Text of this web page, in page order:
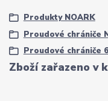
Zboží zařazeno v
Produkty NOARK
Proudové chrániče
Proudové chrániče